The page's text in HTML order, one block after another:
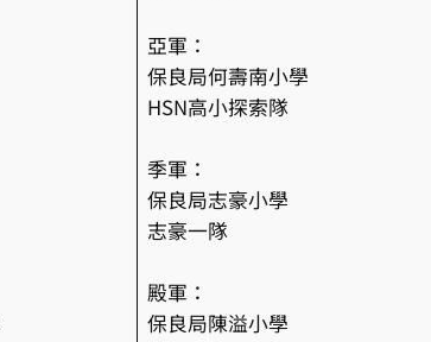
亞軍：
保良局何壽南小學
HSN高小探索隊
季軍：
保良局志豪小學
志豪一隊
殿軍：
保良局陳溢小學